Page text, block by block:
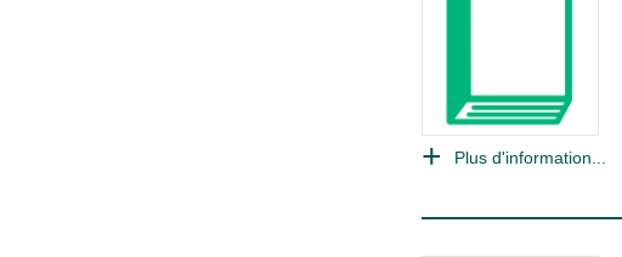
Plus d'information...